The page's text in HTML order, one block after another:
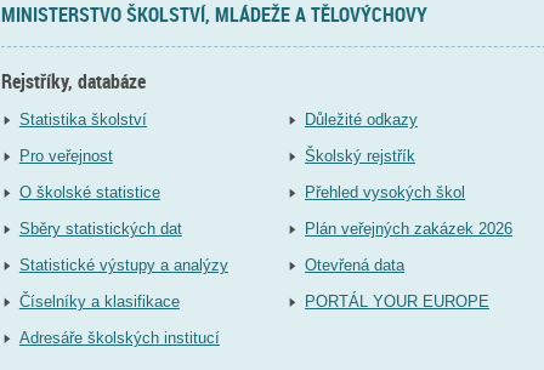
MINISTERSTVO ŠKOLSTVÍ, MLÁDEŽE A TĚLOVÝCHOVY
Rejstříky, databáze
Statistika školství
Pro veřejnost
O školské statistice
Sběry statistických dat
Statistické výstupy a analýzy
Číselníky a klasifikace
Adresáře školských institucí
Důležité odkazy
Školský rejstřík
Přehled vysokých škol
Plán veřejných zakázek 2026
Otevřená data
PORTÁL YOUR EUROPE